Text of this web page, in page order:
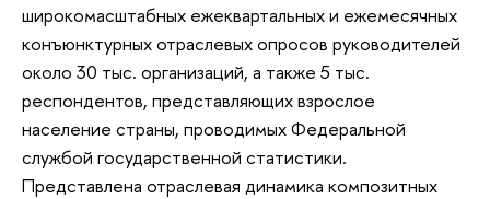
широкомасштабных ежеквартальных и ежемесячных
конъюнктурных отраслевых опросов руководителей
около 30 тыс. организаций, а также 5 тыс.
респондентов, представляющих взрослое
население страны, проводимых Федеральной
службой государственной статистики.
Представлена отраслевая динамика композитных